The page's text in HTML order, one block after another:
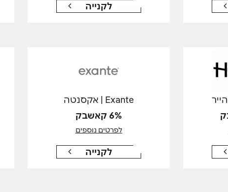
לקנייה
Exante | אקסנטה
6% קאשבק
לפרטים נוספים
לקנייה